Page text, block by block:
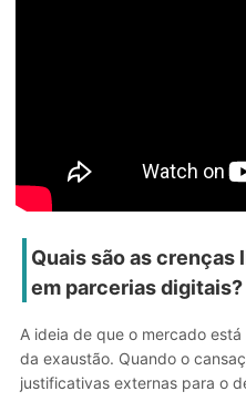
Quais são as
em parcerias digitais?
A ideia de que o mercado
da exaustão. Quando o
justificativas externas para o